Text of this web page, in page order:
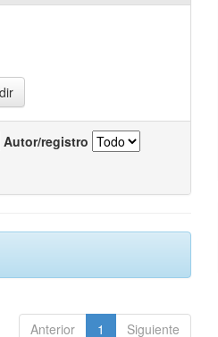
Autor/registro
Anterior 1 Siguiente